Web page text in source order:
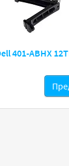
401-ABHX